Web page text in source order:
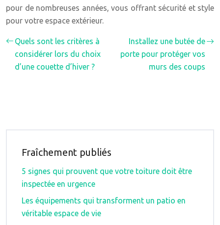
pour de nombreuses années, vous offrant sécurité et style
pour votre espace extérieur.
Quels sont les critères à
considérer lors du choix
d’une couette d’hiver ?
Installez une butée de
porte pour protéger vos
murs des coups
Fraîchement publiés
5 signes qui prouvent que votre toiture doit être
inspectée en urgence
Les équipements qui transforment un patio en
véritable espace de vie